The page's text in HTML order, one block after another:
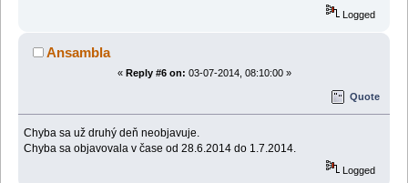
Logged
Ansambla
« Reply #6 on: 03-07-2014, 08:10:00 »
Quote
Chyba sa už druhý deň neobjavuje.
Chyba sa objavovala v čase od 28.6.2014 do 1.7.2014.
Logged